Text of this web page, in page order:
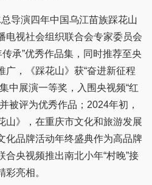
演四年中国乌江苗族踩花山
电视社会组织联合会专家委员会
承”优秀作品集，同时推荐至央
广，《踩花山》获“奋进新征程
中展演一等奖，入围央视频“红
被评为优秀作品；2024年初，
山》，在重庆市文化和旅游发展
化品牌活动年终盛典作为高品牌
合央视频推出南北小年“村晚”接
亮相。